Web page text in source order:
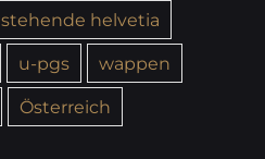
stehende helvetia
u-pgs
wappen
Österreich